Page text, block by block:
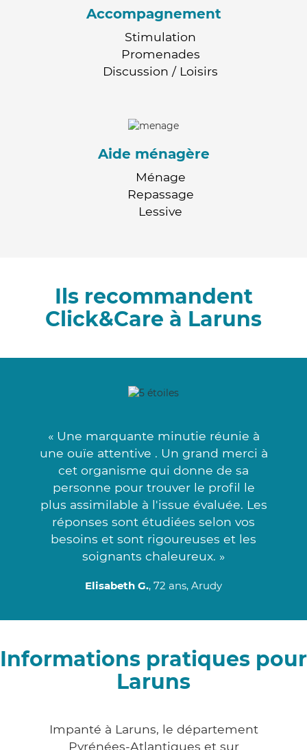
Accompagnement
Stimulation
Promenades
Discussion / Loisirs
Aide ménagère
Ménage
Repassage
Lessive
Ils recommandent
Click&Care à Laruns
« Une marquante minutie réunie à
une ouïe attentive . Un grand merci à
cet organisme qui donne de sa
personne pour trouver le profil le
plus assimilable à l'issue évaluée. Les
réponses sont étudiées selon vos
besoins et sont rigoureuses et les
soignants chaleureux. »
Elisabeth G., 72 ans, Arudy
Informations pratiques pour
Laruns
Impanté à Laruns, le département
Pyrénées-Atlantiques et sur